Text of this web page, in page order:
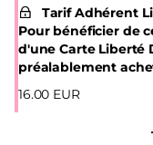
Tarif Adhérent
Pour bénéficier de
d'une Carte Liberté
préalablement
16.00 EUR